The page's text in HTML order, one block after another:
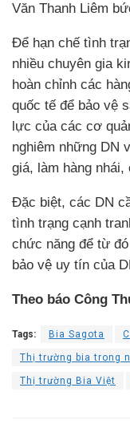
Văn Thanh Liêm
Để hạn chế tình
nhiều chuyên gia
hoàn chỉnh các
quốc tế để bảo vệ
lực của các cơ
nghiêm những DN
giá, làm hàng nhái,
Đặc biệt, các DN
tình trạng cạnh
chức năng để từ
bảo vệ uy tín của
Theo báo Công
Tags: Bia Sagota
Thị trường bia trong
Thị trường Bia Việt